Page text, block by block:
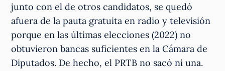
junto con el de otros candidatos, se quedó
afuera de la pauta gratuita en radio y televisión
porque en las últimas elecciones (2022) no
obtuvieron bancas suficientes en la Cámara de
Diputados. De hecho, el PRTB no sacó ni una.